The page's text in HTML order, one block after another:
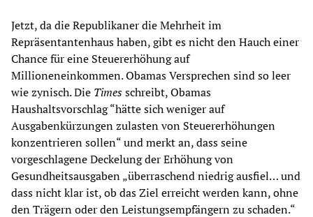
Jetzt, da die Republikaner die Mehrheit im
Repräsentantenhaus haben, gibt es nicht den Hauch einer
Chance für eine Steuererhöhung auf
Millioneneinkommen. Obamas Versprechen sind so leer
wie zynisch. Die Timesschreibt, Obamas
Haushaltsvorschlag “hätte sich weniger auf
Ausgabenkürzungen zulasten von Steuererhöhungen
konzentrieren sollen“ und merkt an, dass seine
vorgeschlagene Deckelung der Erhöhung von
Gesundheitsausgaben „überraschend niedrig ausfiel… und
dass nicht klar ist, ob das Ziel erreicht werden kann, ohne
den Trägern oder den Leistungsempfängern zu schaden.“